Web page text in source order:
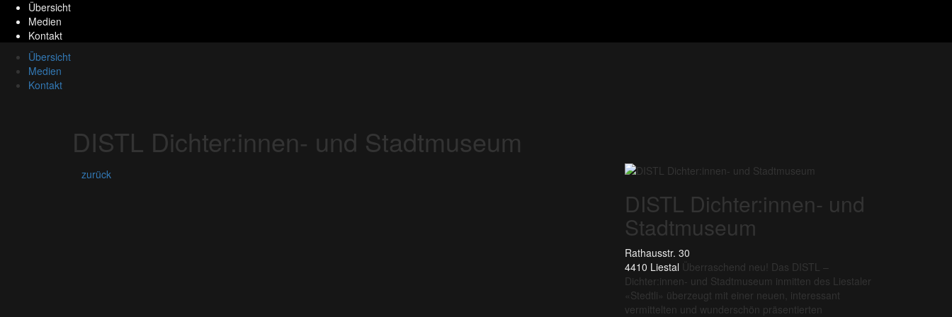
Übersicht
Medien
Kontakt
Übersicht
Medien
Kontakt
DISTL Dichter:innen- und Stadtmuseum
zurück
DISTL Dichter:innen- und
Stadtmuseum
Rathausstr. 30
4410 Liestal Überraschend neu! Das DISTL –
Dichter:innen- und Stadtmuseum inmitten des Liestaler
«Stedtli» überzeugt mit einer neuen, interessant
vermittelten und wunderschön präsentierten